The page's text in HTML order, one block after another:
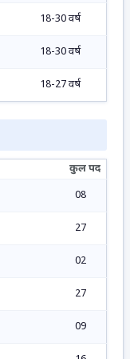
18-30 वर्ष
18-30 वर्ष
18-27 वर्ष
कुल पद
08
27
02
27
09